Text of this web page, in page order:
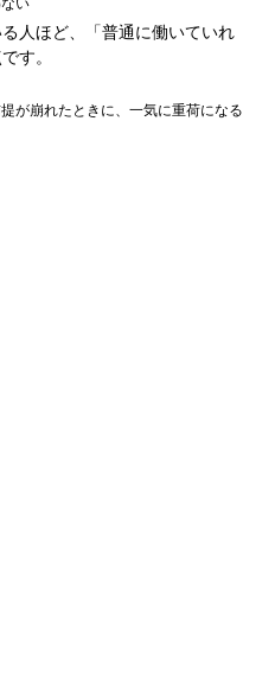
人ほど、「普通に働いていれ
す。
が崩れたときに、一気に重荷になる